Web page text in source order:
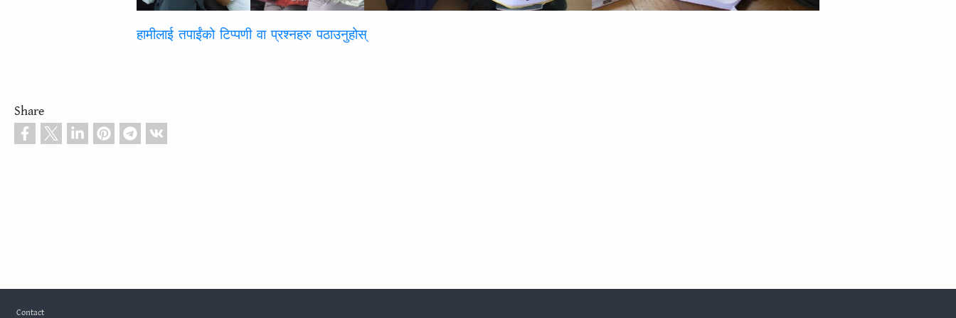
हामीलाई तपाईंको टिप्पणी वा प्रश्नहरु पठाउनुहोस्
Share
Contact